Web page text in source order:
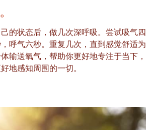
的状态后，做几次深呼吸。尝试吸气四
呼气六秒。重复几次，直到感觉舒适为
输送氧气，帮助你更好地专注于当下，
地感知周围的一切。